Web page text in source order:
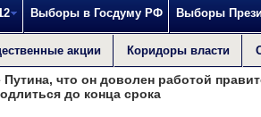
Выборы в Госдуму РФ Выборы
акции Коридоры власти
что он доволен работой
до конца срока